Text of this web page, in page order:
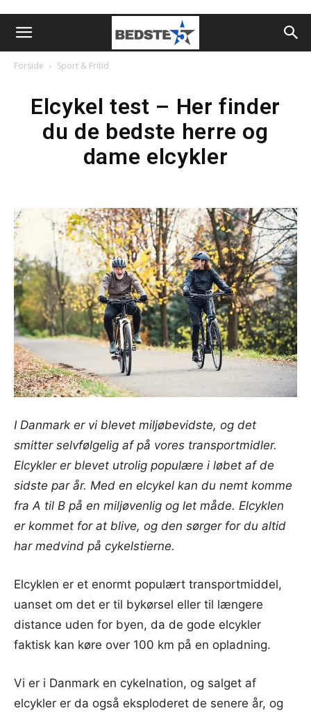
Forside Sport & Fritid
Elcykel test – Her finder
du de bedste herre og
dame elcykler
I Danmark er vi blevet miljøbevidste, og det
smitter selvfølgelig af på vores transportmidler.
Elcykler er blevet utrolig populære i løbet af de
sidste par år. Med en elcykel kan du nemt komme
fra A til B på en miljøvenlig og let måde. Elcyklen
er kommet for at blive, og den sørger for du altid
har medvind på cykelstierne.
Elcyklen er et enormt populært transportmiddel,
uanset om det er til bykørsel eller til længere
distance uden for byen, da de gode elcykler
faktisk kan køre over 100 km på en opladning.
Vi er i Danmark en cykelnation, og salget af
elcykler er da også eksploderet de senere år, og